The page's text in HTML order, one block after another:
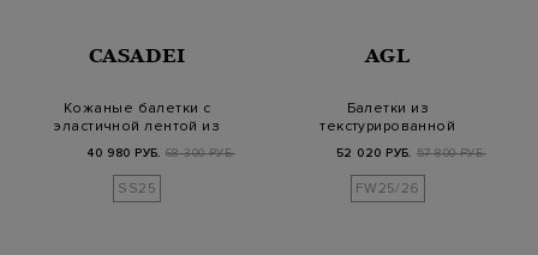
CASADEI
Кожаные балетки с
эластичной лентой из
40 980 РУБ. 68 300 РУБ.
SS25
AGL
Балетки из
текстурированной
декором
52 020 РУБ. 57 800 РУБ.
FW25/26